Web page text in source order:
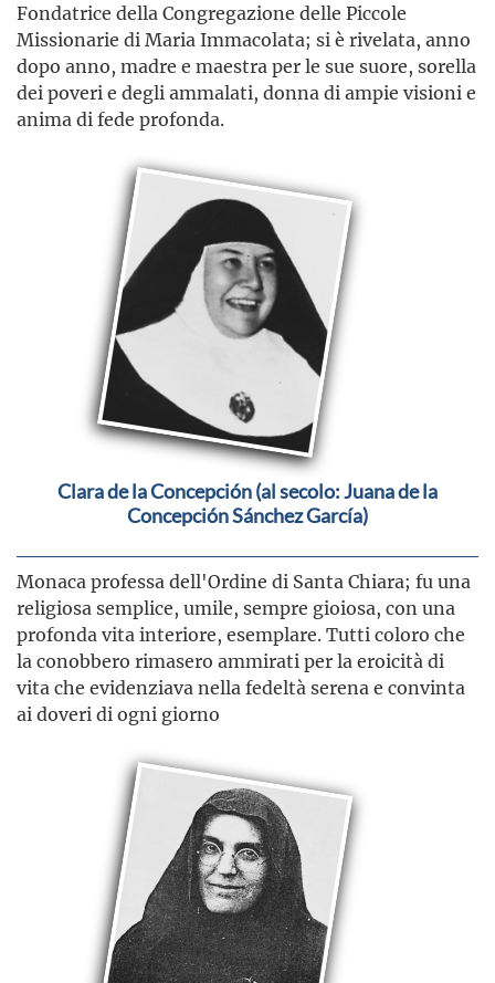
Fondatrice della Congregazione delle Piccole
Missionarie di Maria Immacolata; si è rivelata, anno
dopo anno, madre e maestra per le sue suore, sorella
dei poveri e degli ammalati, donna di ampie visioni e
anima di fede profonda.
Clara de la Concepción (al secolo: Juana de la
Concepción Sánchez García)
Monaca professa dell'Ordine di Santa Chiara; fu una
religiosa semplice, umile, sempre gioiosa, con una
profonda vita interiore, esemplare. Tutti coloro che
la conobbero rimasero ammirati per la eroicità di
vita che evidenziava nella fedeltà serena e convinta
ai doveri di ogni giorno